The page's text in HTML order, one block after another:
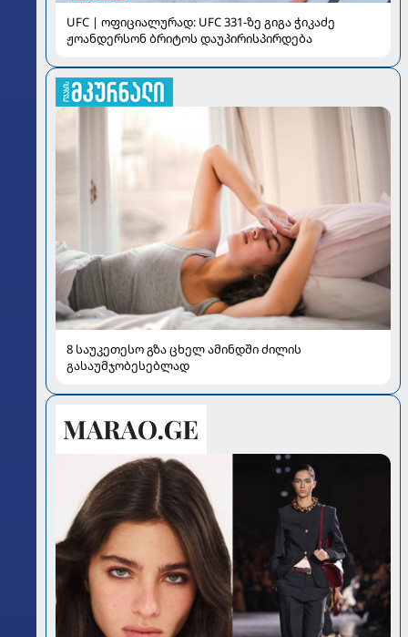
UFC | ოფიციალურად: UFC 331-ზე გიგა ჭიკაძე
ჟოანდერსონ ბრიტოს დაუპირისპირდება
8 საუკეთესო გზა ცხელ ამინდში ძილის
გასაუმჯობესებლად